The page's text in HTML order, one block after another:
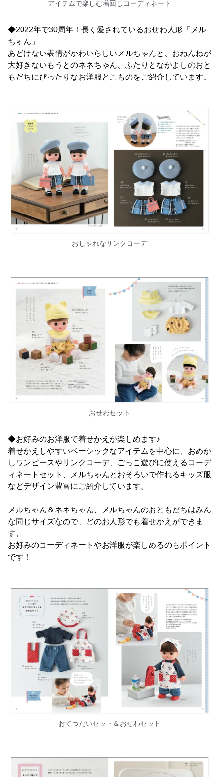
アイテムで楽しむ着回しコーディネート
◆2022年で30周年！長く愛されているおせわ人形「メル
ちゃん」
あどけない表情がかわいらしいメルちゃんと、おねんねが
大好きないもうとのネネちゃん、ふたりとなかよしのおと
もだちにぴったりなお洋服とこものをご紹介しています。
おしゃれなリンクコーデ
おせわセット
◆お好みのお洋服で着せかえが楽しめます♪
着せかえしやすいベーシックなアイテムを中心に、おめか
しワンピースやリンクコーデ、ごっこ遊びに使えるコーデ
ィネートセット、メルちゃんとおそろいで作れるキッズ服
などデザイン豊富にご紹介しています。
メルちゃん＆ネネちゃん、メルちゃんのおともだちはみん
な同じサイズなので、どのお人形でも着せかえができま
す。
お好みのコーディネートやお洋服が楽しめるのもポイント
です！
おてつだいセット＆おせわセット